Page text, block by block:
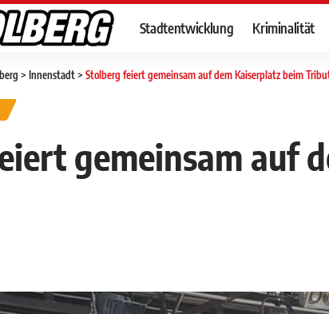
Stadtentwicklung Kriminalität
> Innenstadt> Stolberg feiert gemeinsam auf dem Kaiserplatz beim
gemeinsam auf